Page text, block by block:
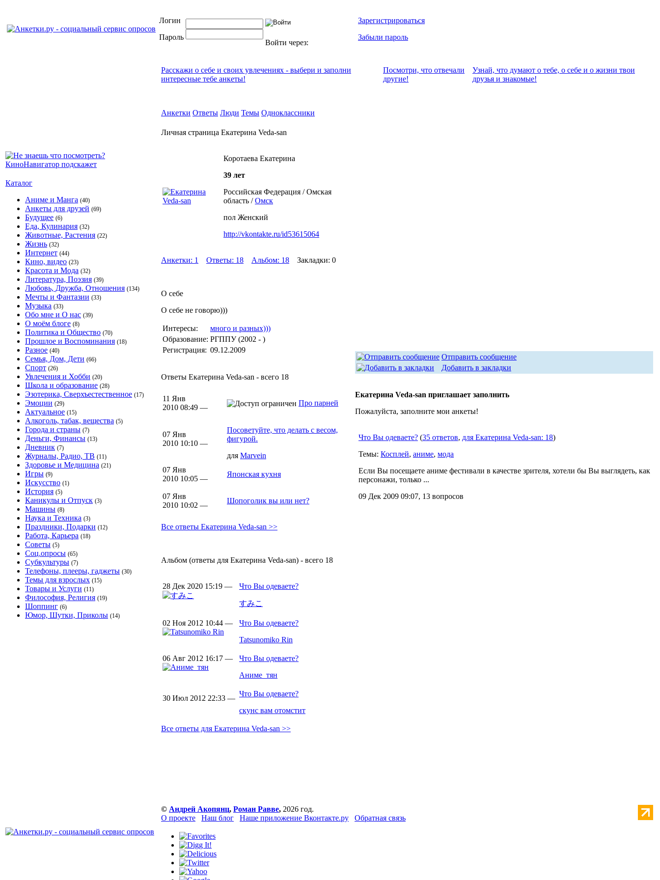
Логин
Пароль
Войти через:
Зарегистрироваться
Забыли пароль
Каталог
Аниме и Манга (40)
Анкеты для друзей (69)
Будущее (6)
Еда, Кулинария (32)
Животные, Растения (22)
Жизнь (32)
Интернет (44)
Кино, видео (23)
Красота и Мода (32)
Литература, Поэзия (39)
Любовь, Дружба, Отношения (134)
Мечты и Фантазии (33)
Музыка (33)
Обо мне и О нас (39)
О моём блоге (8)
Политика и Общество (70)
Прошлое и Воспоминания (18)
Разное (40)
Семья, Дом, Дети (66)
Спорт (26)
Увлечения и Хобби (20)
Школа и образование (28)
Эзотерика, Сверхъестественное (17)
Эмоции (29)
Актуальное (15)
Алкоголь, табак, вещества (5)
Города и страны (7)
Деньги, Финансы (13)
Дневник (7)
Журналы, Радио, ТВ (11)
Здоровье и Медицина (21)
Игры (9)
Искусство (1)
История (5)
Каникулы и Отпуск (3)
Машины (8)
Наука и Техника (3)
Праздники, Подарки (12)
Работа, Карьера (18)
Советы (5)
Соц.опросы (65)
Субкультуры (7)
Телефоны, плееры, гаджеты (30)
Темы для взрослых (15)
Товары и Услуги (11)
Философия, Религия (19)
Шоппинг (6)
Юмор, Шутки, Приколы (14)
Расскажи о себе и своих увлечениях - выбери и заполни
интересные тебе анкеты!
Посмотри, что отвeчали
другие!
Узнай, что думают о тебе, о себе и о жизни твои
друзья и знакомые!
Анкетки Ответы Люди Темы Одноклассники
Личная страница Екатерина Veda-san
Коротаева Екатерина
39 лет
Российская Федерация / Омская
область /Омск
пол Женский
http://vkontakte.ru/id53615064
Анкетки: 1 Ответы: 18 Альбом: 18 Закладки: 0
О себе
О себе не говорю)))
Интересы:
много и разных)))
Образование: РГППУ (2002 - )
Регистрация: 09.12.2009
Ответы Екатерина Veda-san - всего 18
11 Янв
2010 08:49 —
Про парней
07 Янв
2010 10:10 —
Посоветуйте, что делать с весом,
фигурой.
для Marvein
07 Янв
2010 10:05 —
Японская кухня
07 Янв
2010 10:02 —
Шопоголик вы или нет?
Все ответы Екатерина Veda-san >>
Альбом (ответы для Екатерина Veda-san) - всего 18
28 Дек 2020 15:19 — Что Вы одеваете?
すみこ
02 Ноя 2012 10:44 —
Что Вы одеваете?
Tatsunomiko Rin
06 Авг 2012 16:17 —
Что Вы одеваете?
Аниме_тян
30 Июл 2012 22:33 —
Что Вы одеваете?
скунс вам отомстит
Все ответы для Екатерина Veda-san >>
Отправить сообщение
Добавить в закладки
Екатерина Veda-san приглашает заполнить
Пожалуйста, заполните мои анкеты!
Что Вы одеваете? (35 ответов, для Екатерина Veda-san: 18)
Темы: Косплей, аниме, мода
Если Вы посещаете аниме фестивали в качестве зрителя, хотели бы Вы выглядеть, как
персонажи, только ...
09 Дек 2009 09:07, 13 вопросов
© Андрей Акопянц, Роман Равве, 2026 год.
О проекте
Наш блог Наше приложение Вконтакте.ру Обратная связь